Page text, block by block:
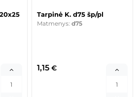
Tarpinė K. d75 šp/pl
Matmenys: d75
1,15 €